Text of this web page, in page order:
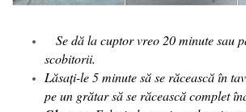
Se dă la cuptor vreo 20 minute sau
scobitorii.
Lăsați-le 5 minute să se răcească în
pe un grătar să se răcească complet